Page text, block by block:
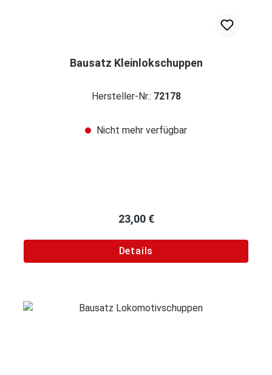
Bausatz Kleinlokschuppen
Hersteller-Nr.: 72178
Nicht mehr verfügbar
Regulärer Preis:
23,00 €
Details